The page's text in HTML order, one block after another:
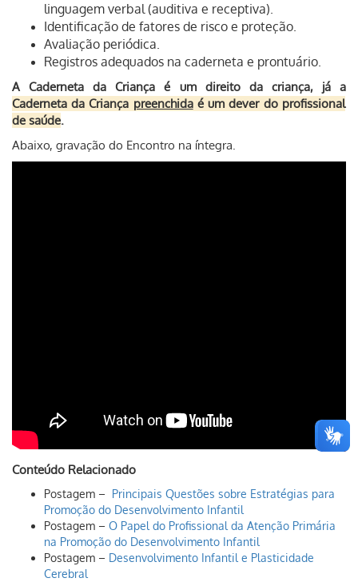
linguagem verbal (auditiva e receptiva).
Identificação de fatores de risco e proteção.
Avaliação periódica.
Registros adequados na caderneta e prontuário.
A Caderneta da Criança é um direito da criança, já a
Caderneta da Criança preenchidaé um dever do profissional
de saúde.
Abaixo, gravação do Encontro na íntegra.
Conteúdo Relacionado
Postagem – Principais Questões sobre Estratégias para
Promoção do Desenvolvimento Infantil
Postagem – O Papel do Profissional da Atenção Primária
na Promoção do Desenvolvimento Infantil
Postagem – Desenvolvimento Infantil e Plasticidade
Cerebral